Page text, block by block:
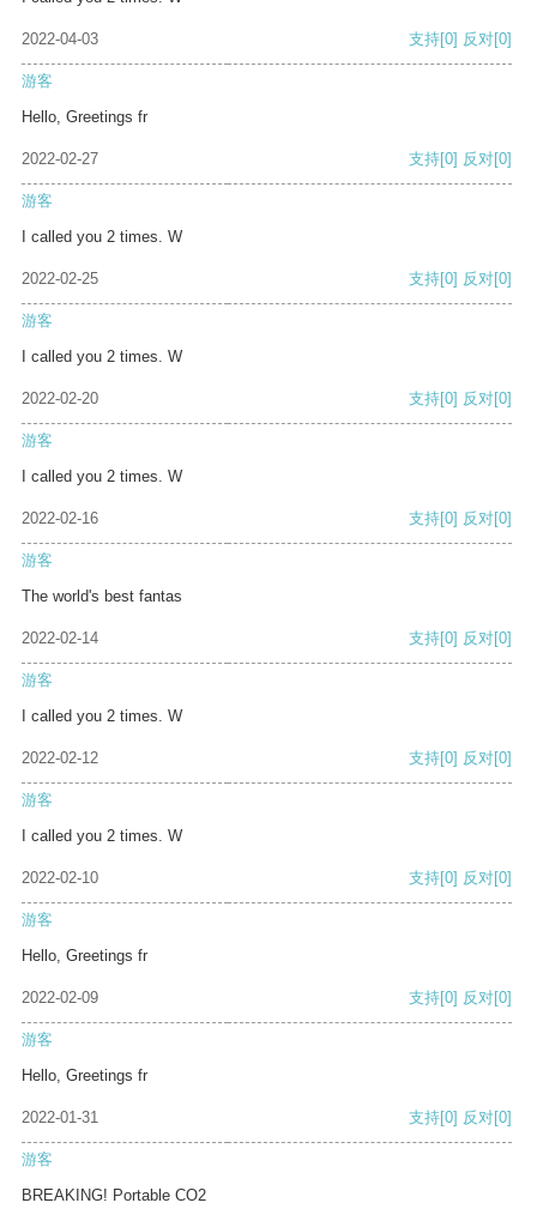
2022-04-03 支持[0] 反对[0]
游客
Hello, Greetings fr
2022-02-27 支持[0] 反对[0]
游客
I called you 2 times. W
2022-02-25 支持[0] 反对[0]
游客
I called you 2 times. W
2022-02-20 支持[0] 反对[0]
游客
I called you 2 times. W
2022-02-16 支持[0] 反对[0]
游客
The world's best fantas
2022-02-14 支持[0] 反对[0]
游客
I called you 2 times. W
2022-02-12 支持[0] 反对[0]
游客
I called you 2 times. W
2022-02-10 支持[0] 反对[0]
游客
Hello, Greetings fr
2022-02-09 支持[0] 反对[0]
游客
Hello, Greetings fr
2022-01-31 支持[0] 反对[0]
游客
BREAKING! Portable CO2